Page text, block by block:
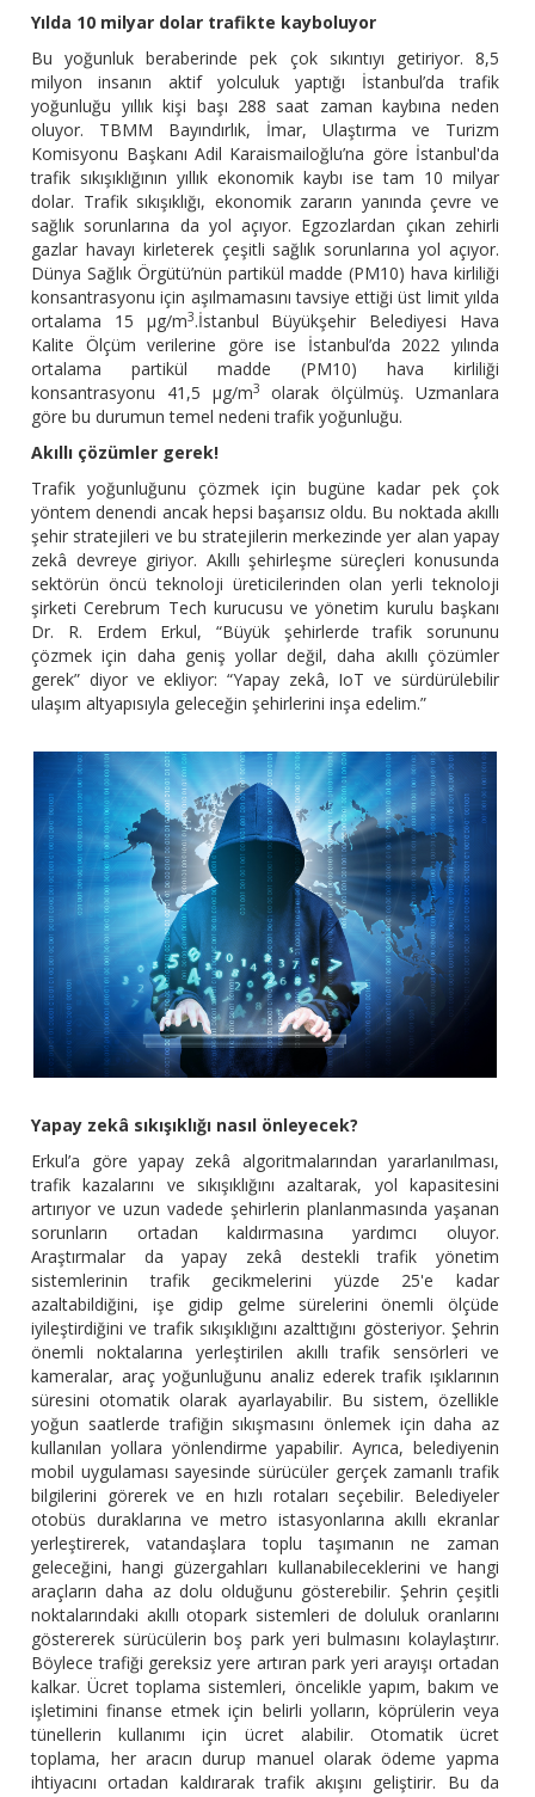
Yılda 10 milyar dolar trafikte kayboluyor
Bu yoğunluk beraberinde pek çok sıkıntıyı getiriyor. 8,5
milyon insanın aktif yolculuk yaptığı İstanbul’da trafik
yoğunluğu yıllık kişi başı 288 saat zaman kaybına neden
oluyor. TBMM Bayındırlık, İmar, Ulaştırma ve Turizm
Komisyonu Başkanı Adil Karaismailoğlu’na göre İstanbul'da
trafik sıkışıklığının yıllık ekonomik kaybı ise tam 10 milyar
dolar. Trafik sıkışıklığı, ekonomik zararın yanında çevre ve
sağlık sorunlarına da yol açıyor. Egzozlardan çıkan zehirli
gazlar havayı kirleterek çeşitli sağlık sorunlarına yol açıyor.
Dünya Sağlık Örgütü’nün partikül madde (PM10) hava kirliliği
konsantrasyonu için aşılmamasını tavsiye ettiği üst limit yılda
ortalama 15 µg/m3.İstanbul Büyükşehir Belediyesi Hava
Kalite Ölçüm verilerine göre ise İstanbul’da 2022 yılında
ortalama partikül madde (PM10) hava kirliliği
konsantrasyonu 41,5 µg/m3
olarak ölçülmüş. Uzmanlara
göre bu durumun temel nedeni trafik yoğunluğu.
Akıllı çözümler gerek!
Trafik yoğunluğunu çözmek için bugüne kadar pek çok
yöntem denendi ancak hepsi başarısız oldu. Bu noktada akıllı
şehir stratejileri ve bu stratejilerin merkezinde yer alan yapay
zekâ devreye giriyor. Akıllı şehirleşme süreçleri konusunda
sektörün öncü teknoloji üreticilerinden olan yerli teknoloji
şirketi Cerebrum Tech kurucusu ve yönetim kurulu başkanı
Dr. R. Erdem Erkul, “Büyük şehirlerde trafik sorununu
çözmek için daha geniş yollar değil, daha akıllı çözümler
gerek” diyor ve ekliyor: “Yapay zekâ, IoT ve sürdürülebilir
ulaşım altyapısıyla geleceğin şehirlerini inşa edelim.”
Yapay zekâ sıkışıklığı nasıl önleyecek?
Erkul’a göre yapay zekâ algoritmalarından yararlanılması,
trafik kazalarını ve sıkışıklığını azaltarak, yol kapasitesini
artırıyor ve uzun vadede şehirlerin planlanmasında yaşanan
sorunların ortadan kaldırmasına yardımcı oluyor.
Araştırmalar da yapay zekâ destekli trafik yönetim
sistemlerinin trafik gecikmelerini yüzde 25'e kadar
azaltabildiğini, işe gidip gelme sürelerini önemli ölçüde
iyileştirdiğini ve trafik sıkışıklığını azalttığını gösteriyor. Şehrin
önemli noktalarına yerleştirilen akıllı trafik sensörleri ve
kameralar, araç yoğunluğunu analiz ederek trafik ışıklarının
süresini otomatik olarak ayarlayabilir. Bu sistem, özellikle
yoğun saatlerde trafiğin sıkışmasını önlemek için daha az
kullanılan yollara yönlendirme yapabilir. Ayrıca, belediyenin
mobil uygulaması sayesinde sürücüler gerçek zamanlı trafik
bilgilerini görerek ve en hızlı rotaları seçebilir. Belediyeler
otobüs duraklarına ve metro istasyonlarına akıllı ekranlar
yerleştirerek, vatandaşlara toplu taşımanın ne zaman
geleceğini, hangi güzergahları kullanabileceklerini ve hangi
araçların daha az dolu olduğunu gösterebilir. Şehrin çeşitli
noktalarındaki akıllı otopark sistemleri de doluluk oranlarını
göstererek sürücülerin boş park yeri bulmasını kolaylaştırır.
Böylece trafiği gereksiz yere artıran park yeri arayışı ortadan
kalkar. Ücret toplama sistemleri, öncelikle yapım, bakım ve
işletimini finanse etmek için belirli yolların, köprülerin veya
tünellerin kullanımı için ücret alabilir. Otomatik ücret
toplama, her aracın durup manuel olarak ödeme yapma
ihtiyacını ortadan kaldırarak trafik akışını geliştirir. Bu da